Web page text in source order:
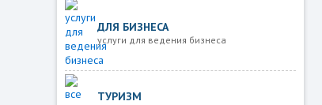
ДЛЯ БИЗНЕСА
услуги для ведения бизнеса
ТУРИЗМ